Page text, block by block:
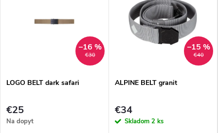
€30
–16 %
LOGO BELT dark safari
€25
Na dopyt
€40
–15 %
ALPINE BELT granit
€34
Skladom 2 ks